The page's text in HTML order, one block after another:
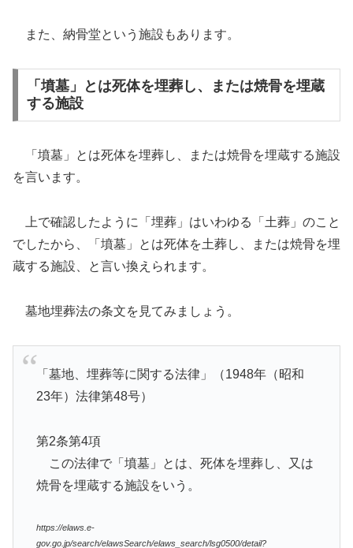
また、納骨堂という施設もあります。
「墳墓」とは死体を埋葬し、または焼骨を埋蔵
する施設
「墳墓」とは死体を埋葬し、または焼骨を埋蔵する施設
を言います。
上で確認したように「埋葬」はいわゆる「土葬」のこと
でしたから、「墳墓」とは死体を土葬し、または焼骨を埋
蔵する施設、と言い換えられます。
墓地埋葬法の条文を見てみましょう。
「墓地、埋葬等に関する法律」（1948年（昭和
23年）法律第48号）
第2条第4項
この法律で「墳墓」とは、死体を埋葬し、又は
焼骨を埋蔵する施設をいう。
https://elaws.e-
gov.go.jp/search/elawsSearch/elaws_search/lsg0500/detail?